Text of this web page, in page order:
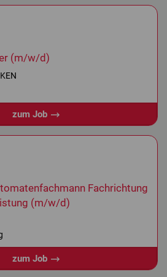
(m/w/d)
zum Job
Fachrichtung
(m/w/d)
zum Job